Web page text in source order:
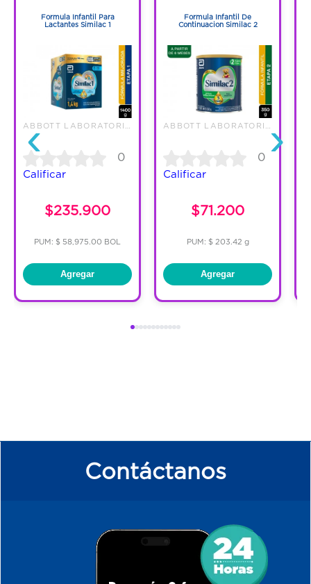
‹
Formula Infantil Para
Lactantes Similac 1
0
Calificar
$235.900
PUM: $ 58,975.00 BOL
Agregar
Formula Infantil De
Continuacion Similac 2
0
Calificar
$71.200
PUM: $ 203.42 g
Agregar
›
Contáctanos